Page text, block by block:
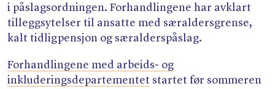
i påslagsordningen. Forhandlingene har avklart
tilleggsytelser til ansatte med særaldersgrense,
kalt tidligpensjon og særalderspåslag.
Forhandlingene med arbeids- og
inkluderingsdepartementet startet før sommeren